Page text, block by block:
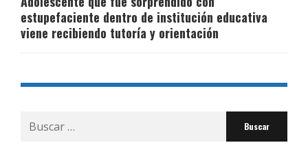
estupefaciente dentro de institución educativa
viene recibiendo tutoría y orientación
Buscar
por: